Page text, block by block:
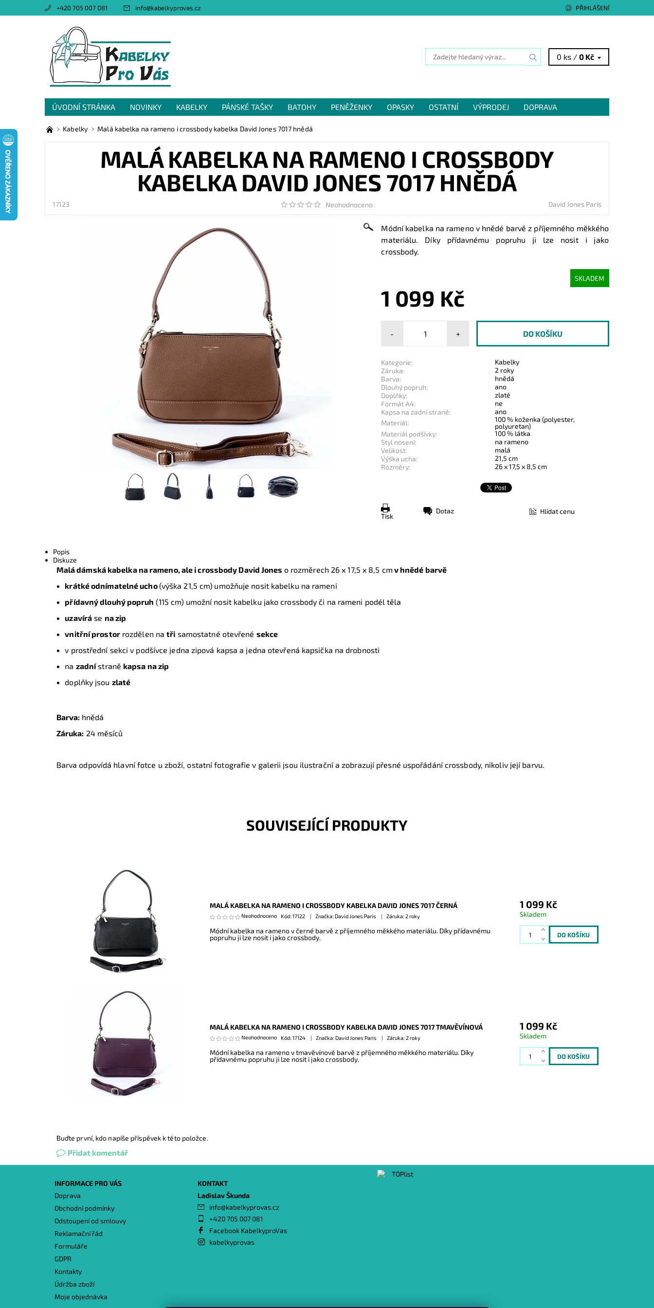
+420 705 007 081 info@kabelkyprovas.cz PŘIHLÁŠENÍ
0 ks /0 Kč
ÚVODNÍ STRÁNKA NOVINKY KABELKY PÁNSKÉ TAŠKY BATOHY PENĚŽENKY OPASKY OSTATNÍ VÝPRODEJ
DOPRAVA
OBCHODNÍ PODMÍNKY
NAPIŠTE NÁM
Kabelky Malá kabelka na rameno i crossbody kabelka David Jones 7017 hnědá
MALÁ KABELKA NA RAMENO I CROSSBODY
KABELKA DAVID JONES 7017 HNĚDÁ
17123 Neohodnoceno David Jones Paris
Módní kabelka na rameno v hnědé barvě z příjemného měkkého
materiálu. Díky přídavnému popruhu ji lze nosit i jako
crossbody.
SKLADEM
1 099 Kč
- +
Kategorie:
Kabelky
Záruka:
2 roky
Barva:
hnědá
Dlouhý popruh:
ano
Doplňky:
zlaté
Formát A4:
ne
Kapsa na zadní straně:
ano
Materiál:
100 % koženka (polyester,
polyuretan)
Materiál podšívky:
100 % látka
Styl nosení:
na rameno
Velikost:
malá
Výška ucha:
21,5 cm
Rozměry:
26 x 17,5 x 8,5 cm
Tisk
Dotaz Hlídat cenu
Popis
Diskuze
Malá dámská kabelka na rameno, ale i crossbody David Jones o rozměrech 26 x 17,5 x 8,5 cm v hnědé barvě
krátké odnímatelné ucho(výška 21,5 cm) umožňuje nosit kabelku na rameni
přídavný dlouhý popruh (115 cm) umožní nosit kabelku jako crossbody či na rameni podél těla
uzavírá se na zip
vnitřní prostorrozdělen natři samostatné otevřené sekce
v prostřední sekci v podšívce jedna zipová kapsa a jedna otevřená kapsička na drobnosti
na zadnístraně kapsa na zip
doplňky jsou zlaté
Barva: hnědá
Záruka: 24 měsíců
Barva odpovídá hlavní fotce u zboží, ostatní fotografie v galerii jsou ilustrační a zobrazují přesné uspořádání crossbody, nikoliv její barvu.
SOUVISEJÍCÍ PRODUKTY
MALÁ KABELKA NA RAMENO I CROSSBODY KABELKA DAVID JONES 7017 ČERNÁ
Neohodnoceno Kód: 17122 Značka: David Jones Paris Záruka: 2 roky
Módní kabelka na rameno v černé barvě z příjemného měkkého materiálu. Díky přídavnému
popruhu ji lze nosit i jako crossbody.
1 099 Kč
Skladem
MALÁ KABELKA NA RAMENO I CROSSBODY KABELKA DAVID JONES 7017 TMAVĚVÍNOVÁ
Neohodnoceno Kód: 17124 Značka: David Jones Paris Záruka: 2 roky
Módní kabelka na rameno v tmavěvínové barvě z příjemného měkkého materiálu. Díky
přídavnému popruhu ji lze nosit i jako crossbody.
1 099 Kč
Skladem
Buďte první, kdo napíše příspěvek k této položce.
Přidat komentář
INFORMACE PRO VÁS
Doprava
Obchodní podmínky
Odstoupení od smlouvy
Reklamační řád
Formuláře
GDPR
Kontakty
Údržba zboží
Moje objednávka
KONTAKT
Ladislav Škunda
info@kabelkyprovas.cz
+420 705 007 081
Facebook KabelkyproVas
kabelkyprovas